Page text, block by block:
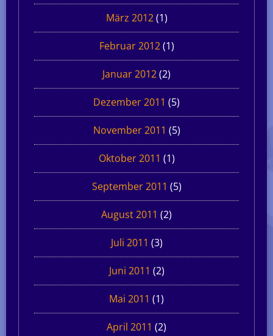
März 2012(1)
Februar 2012(1)
Januar 2012(2)
Dezember 2011 (5)
November 2011 (5)
Oktober 2011 (1)
September 2011 (5)
August 2011 (2)
Juli 2011 (3)
Juni 2011 (2)
Mai 2011 (1)
April 2011 (2)